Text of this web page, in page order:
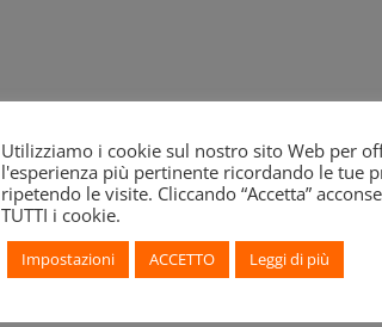
Utilizziamo i cookie sul nostro sito Web per
l'esperienza più pertinente ricordando le tue
ripetendo le visite. Cliccando “Accetta”
TUTTI i cookie.
Impostazioni ACCETTO Leggi di più